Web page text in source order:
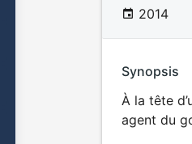
2014
Synopsis
À la tête
agent du